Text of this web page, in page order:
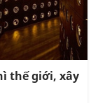
thế giới, xây